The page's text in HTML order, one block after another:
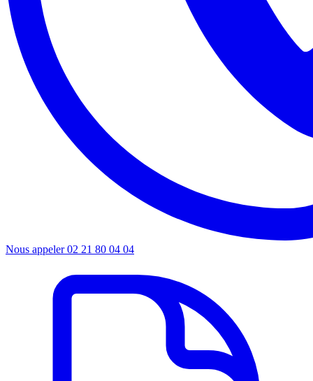
Nous appeler 02 21 80 04 04